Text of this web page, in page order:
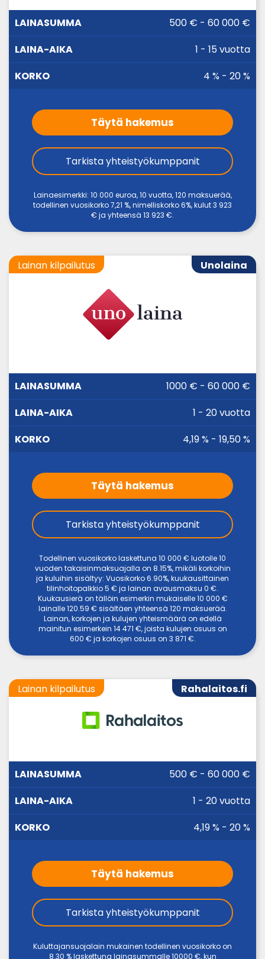
LAINASUMMA KORKO500 € - 60 000 €
1 - 15 vuotta
4 % - 20 %
Täytä hakemus
Tarkista yhteistyökumppanit
Lainaesimerkki: 10 000 euroa, 10 vuotta, 120 maksuerää,
todellinen vuosikorko 7,21 %, nimelliskorko 6%, kulut 3 923
€ ja yhteensä 13 923 €.
Unolaina
Lainan kilpailutus
LAINASUMMA KORKO1000 € - 60 000 €
1 - 20 vuotta
4,19 % - 19,50 %
Täytä hakemus
Tarkista yhteistyökumppanit
Todellinen vuosikorko laskettuna 10 000 € luotolle 10
vuoden takaisinmaksuajalla on 8.15%, mikäli korkoihin
ja kuluihin sisältyy: Vuosikorko 6.90%, kuukausittainen
tilinhoitopalkkio 5 € ja lainan avausmaksu 0 €.
Kuukausierä on tällöin esimerkin mukaiselle 10 000 €
lainalle 120.59 € sisältäen yhteensä 120 maksuerää.
Lainan, korkojen ja kulujen yhteismäärä on edellä
mainitun esimerkein 14 471 €, joista kulujen osuus on
600 € ja korkojen osuus on 3 871 €.
Rahalaitos.fi
Lainan kilpailutus
LAINASUMMA KORKO500 € - 60 000 €
1 - 20 vuotta
4,19 % - 20 %
Täytä hakemus
Tarkista yhteistyökumppanit
Kuluttajansuojalain mukainen todellinen vuosikorko on
8.30 % laskettuna lainasummalle 10000 €, kun